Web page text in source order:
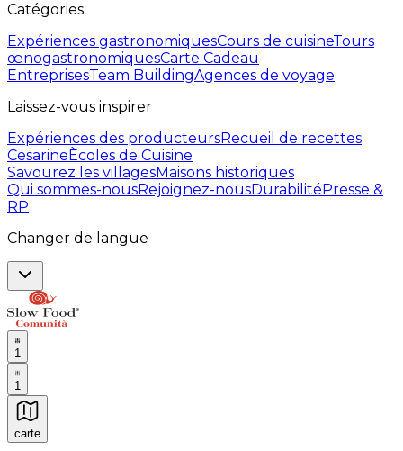
Catégories
Expériences gastronomiquesCours de cuisineTours
œnogastronomiquesCarte Cadeau
EntreprisesTeam BuildingAgences de voyage
Laissez-vous inspirer
Expériences des producteursRecueil de recettes
CesarineÈcoles de Cuisine
Savourez les villagesMaisons historiques
Qui sommes-nousRejoignez-nousDurabilitéPresse &
RP
Changer de langue
1
1
carte